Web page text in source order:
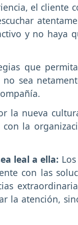
el cliente
y no haya
que
sea
la nueva
la
leal a ella:
con las
la atención,